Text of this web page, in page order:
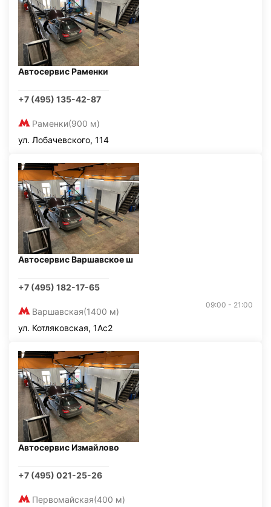
Автосервис Раменки
+7 (495) 135-42-87
Раменки(900 м)
ул. Лобачевского, 114
Автосервис Варшавское ш
+7 (495) 182-17-65
Варшавская(1400 м)
09:00 - 21:00
ул. Котляковская, 1Ас2
Автосервис Измайлово
+7 (495) 021-25-26
Первомайская(400 м)